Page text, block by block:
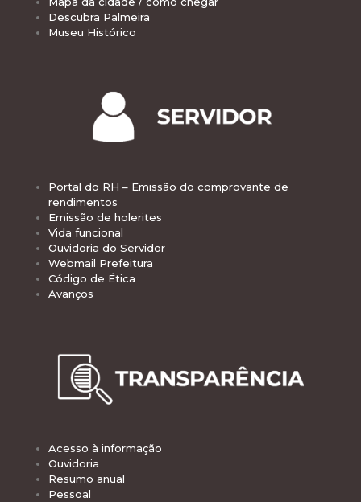
Descubra Palmeira
Museu Histórico
Portal do RH – Emissão do comprovante de
rendimentos
Emissão de holerites
Vida funcional
Ouvidoria do Servidor
Webmail Prefeitura
Código de Ética
Avanços
Acesso à informação
Ouvidoria
Resumo anual
Pessoal